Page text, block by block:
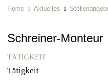
Home Aktuelles
Schreiner-Monteur
TÄTIGKEIT
Tätigkeit